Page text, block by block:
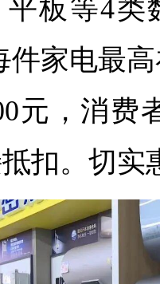
平板等4类
件家电最
元，消费
扣。切实